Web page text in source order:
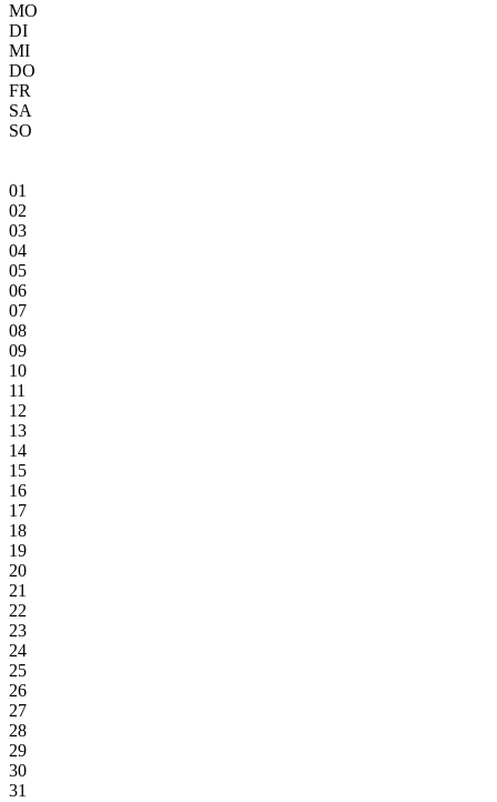
MO
DI
MI
DO
FR
SA
SO
01
02
03
04
05
06
07
08
09
10
11
12
13
14
15
16
17
18
19
20
21
22
23
24
25
26
27
28
29
30
31